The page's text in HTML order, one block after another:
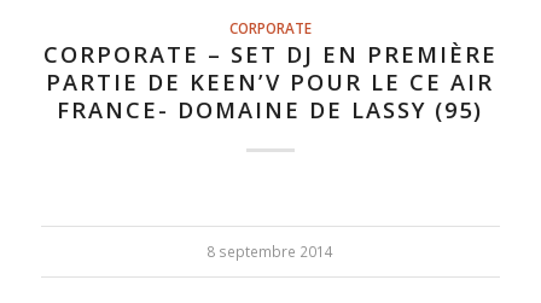
CORPORATE
CORPORATE – SET DJ EN PREMIÈRE
PARTIE DE KEEN’V POUR LE CE AIR
FRANCE- DOMAINE DE LASSY (95)
8 septembre 2014